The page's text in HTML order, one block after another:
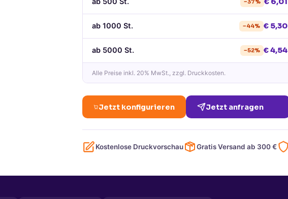
−37%
ab 1000 St. −44% € 5,30
ab 5000 St. −52% €4,54
Alle Preise inkl. 20% MwSt., zzgl. Druckkosten.
Jetzt konfigurieren Jetzt anfragen
Kostenlose Druckvorschau Gratis Versand ab 300€